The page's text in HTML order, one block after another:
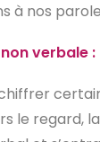
à nos
verbale
regard,